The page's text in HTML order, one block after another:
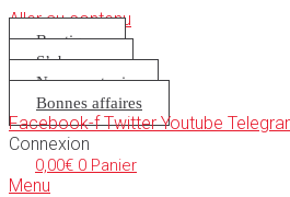
Aller au contenu
Boutique
S’abonner
Nous soutenir
Bonnes affaires
Facebook-f Twitter Youtube
Connexion
0,00€ 0 Panier
Menu